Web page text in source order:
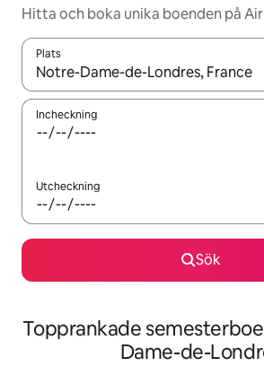
Hitta och boka unika boenden på
Plats
När resultaten är tillgängliga kan du
Incheckning
Utcheckning
Sök
Topprankade
Dame-de-